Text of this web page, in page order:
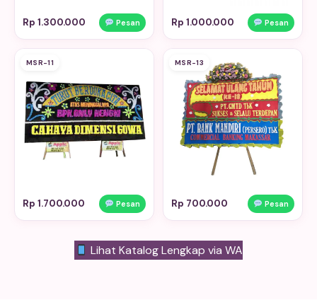
Rp 1.300.000 Pesan Rp 1.000.000 Pesan
MSR-11
Rp 1.700.000 Pesan
MSR-13
Rp 700.000 Pesan
Lihat Katalog Lengkap via WA